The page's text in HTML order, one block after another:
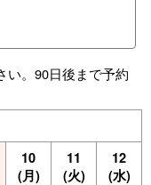
い。90日後まで予約
10
(月)
11
(火)
12
(水)